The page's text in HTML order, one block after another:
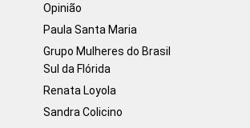
Opinião
Paula Santa Maria
Grupo Mulheres do Brasil
Sul da Flórida
Renata Loyola
Sandra Colicino